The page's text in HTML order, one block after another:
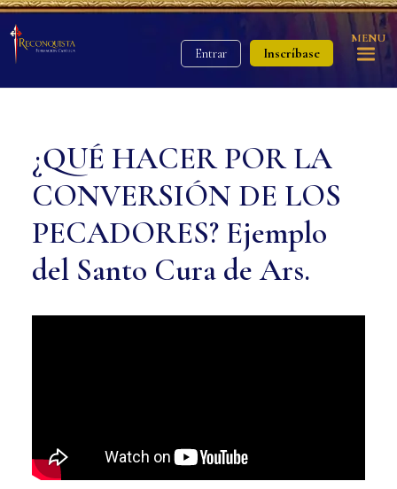
Entrar Inscríbase
MENU
¿QUÉ HACER POR LA
CONVERSIÓN DE LOS
PECADORES? Ejemplo
del Santo Cura de Ars.